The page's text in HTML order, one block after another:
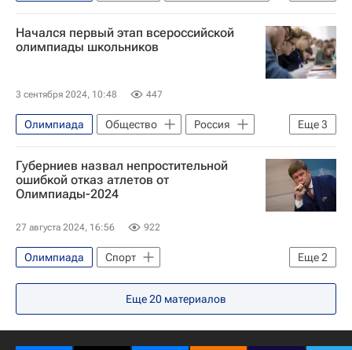
Олимпиада 2024
Летние Олимпийские игры 2024
Начался первый этап всероссийской
олимпиады школьников
3 сентября 2024, 10:48 447
Еще3
Олимпиада Общество
Россия
Сергей Кравцов
Социальный навигатор
СН_Образование
Губерниев назвал непростительной
ошибкой отказ атлетов от
Олимпиады-2024
27 августа 2024, 16:56 922
Еще2
Олимпиада
Спорт
Дмитрий Губерниев
Олимпиада 2024
Еще20 материалов